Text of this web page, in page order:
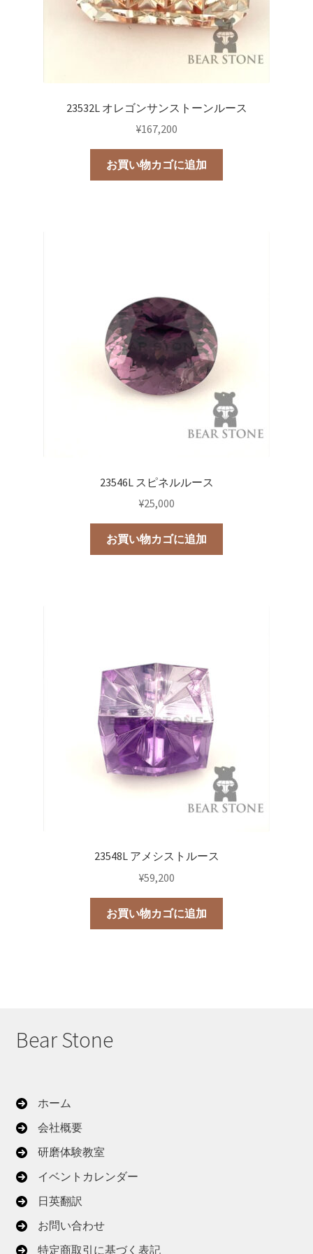
23532L オレゴンサンストーンルース
¥167,200
お買い物カゴに追加
23546L スピネルルース
¥25,000
お買い物カゴに追加
23548L アメシストルース
¥59,200
お買い物カゴに追加
Bear Stone
ホーム
会社概要
研磨体験教室
イベントカレンダー
日英翻訳
お問い合わせ
特定商取引に基づく表記